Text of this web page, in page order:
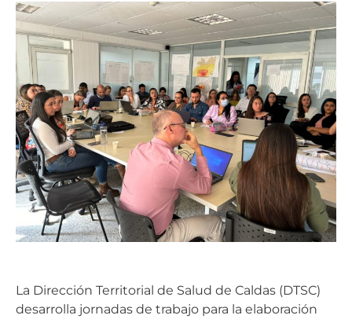
La Dirección Territorial de Salud de Caldas (DTSC)
desarrolla jornadas de trabajo para la elaboración